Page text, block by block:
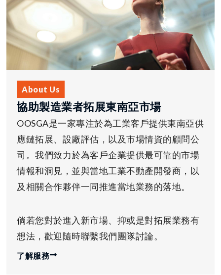
About Us
協助製造業者拓展東南亞市場
OOSGA是一家專注於為工業客戶提供東南亞供
應鏈拓展、設廠評估，以及市場情資的顧問公
司。我們致力於為客戶企業提供最可靠的市場
情報和洞見，並與當地工業不動產開發商，以
及相關合作夥伴一同推進當地業務的落地。
倘若您對於進入新市場、抑或是對拓展業務有
想法，歡迎隨時聯繫我們團隊討論。
了解服務